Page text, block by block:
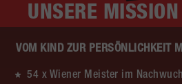
UNSERE
VOM KIND ZUR PERSÖNLICHKEIT
54 x Wiener Meister im